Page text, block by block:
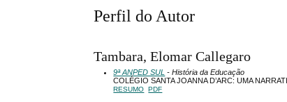
Perfil do Autor
Tambara, Elomar Callegaro
9ª ANPED SUL - História da Educação
COLÉGIO SANTA JOANNA D’ARC: UMA
RESUMO PDF